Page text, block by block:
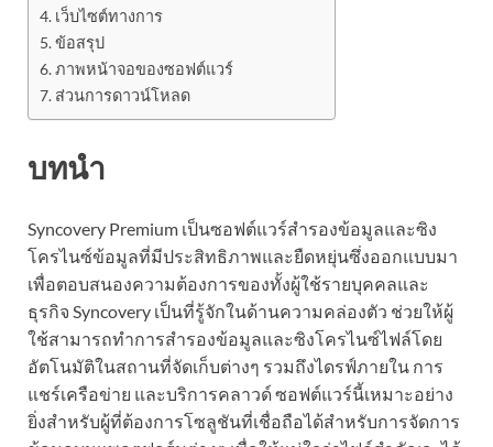
เว็บไซต์ทางการ
ข้อสรุป
ภาพหน้าจอของซอฟต์แวร์
ส่วนการดาวน์โหลด
บทนำ
Syncovery Premium เป็นซอฟต์แวร์สำรองข้อมูลและซิง
โครไนซ์ข้อมูลที่มีประสิทธิภาพและยืดหยุ่นซึ่งออกแบบมา
เพื่อตอบสนองความต้องการของทั้งผู้ใช้รายบุคคลและ
ธุรกิจ Syncovery เป็นที่รู้จักในด้านความคล่องตัว ช่วยให้ผู้
ใช้สามารถทำการสำรองข้อมูลและซิงโครไนซ์ไฟล์โดย
อัตโนมัติในสถานที่จัดเก็บต่างๆ รวมถึงไดรฟ์ภายใน การ
แชร์เครือข่าย และบริการคลาวด์ ซอฟต์แวร์นี้เหมาะอย่าง
ยิ่งสำหรับผู้ที่ต้องการโซลูชันที่เชื่อถือได้สำหรับการจัดการ